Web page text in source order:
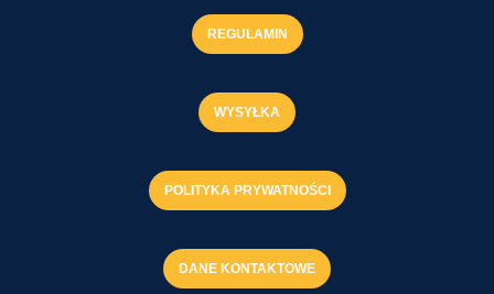
REGULAMIN
WYSYŁKA
POLITYKA PRYWATNOŚCI
DANE KONTAKTOWE